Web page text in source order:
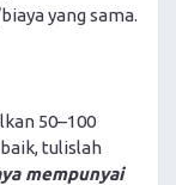
yang sama.
50–100
tulislah
mempunyai